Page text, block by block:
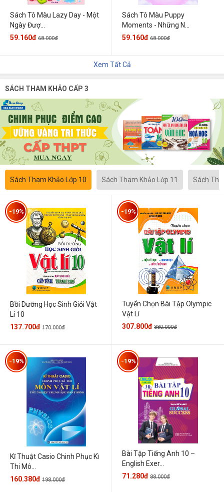
Sách Tô Màu Lazy Day - Một
Ngày Đượ...
59.160đ 68.000đ
Sách Tô Màu Puppy
Moments - Những N...
59.160đ 68.000đ
Xem Tất Cả
SÁCH THAM KHẢO CẤP 3
Sách Tham Khảo Lớp 10 Sách Tham Khảo Lớp 11 Sách
Bồi Dưỡng Học Sinh Giỏi Vật
Lí 10
-19%
137.700đ 170.000đ
Tuyển Chọn Bài Tập Olympic
Vật Lí
-19%
307.800đ 380.000đ
Kĩ Thuật Casio Chinh Phục Kì
Thi Mô...
-19%
160.380đ 198.000đ
Bài Tập Tiếng Anh 10 –
English Exer...
-19%
71.280đ 88.000đ